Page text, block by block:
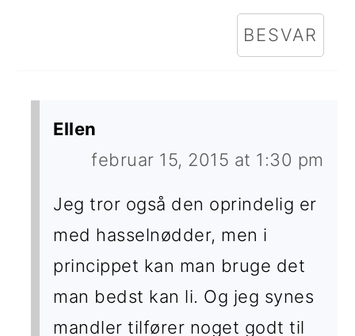
BESVAR
Ellen
februar 15, 2015 at 1:30 pm
Jeg tror også den oprindelig er
med hasselnødder, men i
princippet kan man bruge det
man bedst kan li. Og jeg synes
mandler tilfører noget godt til